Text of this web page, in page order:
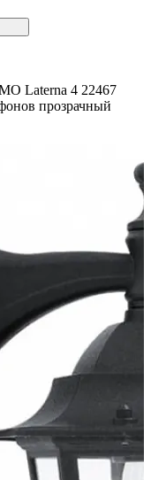
Laterna 4 22467
прозрачный